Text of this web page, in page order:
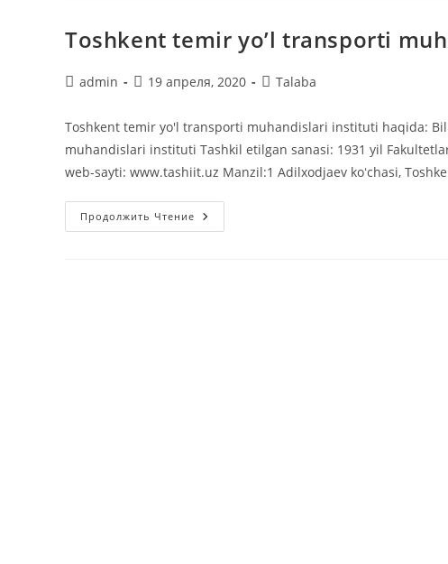
Toshkent temir yo’l transporti
Автор
admin
Запись
19 апреля, 2020
Рубрика
Talaba
Toshkent temir yo'l transporti muhandislari instituti haqida:
muhandislari instituti Tashkil etilgan sanasi: 1931 yil
web-sayti: www.tashiit.uz Manzil:1 Adilxodjaev koʻchasi,
Продолжить Чтение Toshkent
Temir